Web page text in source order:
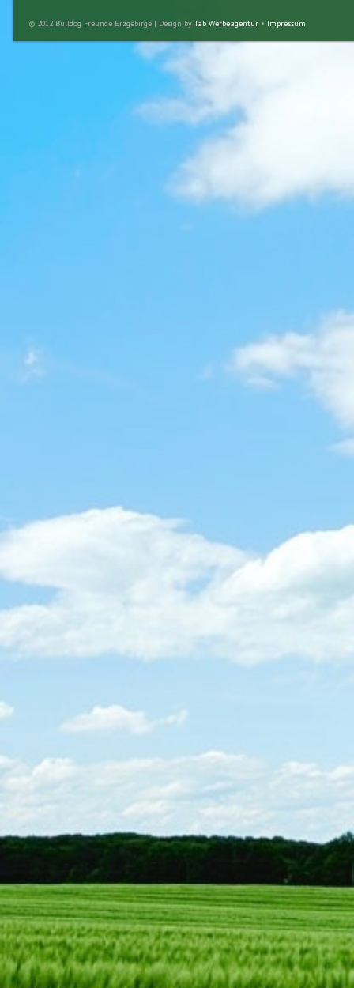
© 2012 Bulldog Freunde Erzgebirge | Design by Tab Werbeagentur • Impressum